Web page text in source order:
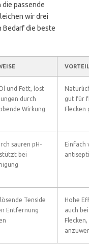
die passende
wir drei
Bedarf die beste
und Fett, löst
durch
Wirkung
gut für
Flecken
sauren pH-
bei
Einfach
Tenside
Entfernung
Hohe
auch